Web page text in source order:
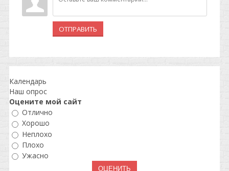
ОТПРАВИТЬ
Календарь
Наш опрос
Оцените мой сайт
Отлично
Хорошо
Неплохо
Плохо
Ужасно